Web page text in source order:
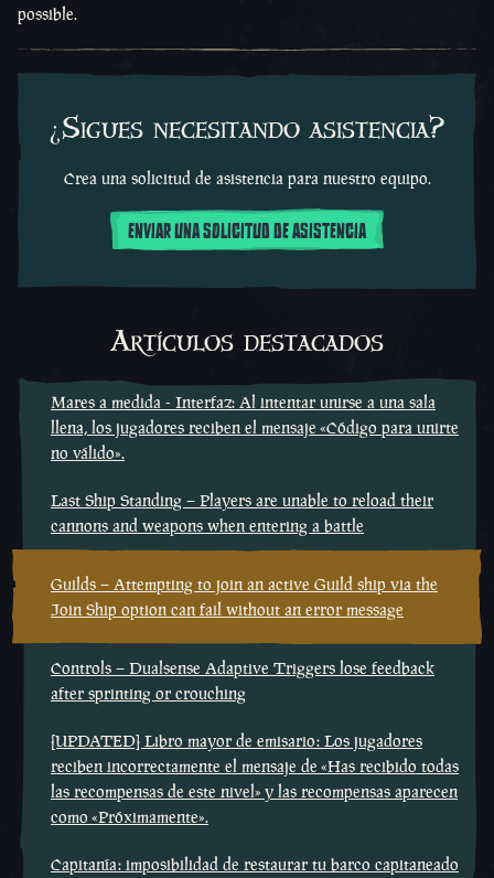
possible.
¿Sigues necesitando asistencia?
Crea una solicitud de asistencia para nuestro equipo.
ENVIAR UNA SOLICITUD DE ASISTENCIA
Artículos destacados
Mares a medida - Interfaz: Al intentar unirse a una sala
llena, los jugadores reciben el mensaje «Código para unirte
no válido».
Last Ship Standing – Players are unable to reload their
cannons and weapons when entering a battle
Guilds – Attempting to join an active Guild ship via the
Join Ship option can fail without an error message
Controls – Dualsense Adaptive Triggers lose feedback
after sprinting or crouching
[UPDATED] Libro mayor de emisario: Los jugadores
reciben incorrectamente el mensaje de «Has recibido todas
las recompensas de este nivel» y las recompensas aparecen
como «Próximamente».
Capitanía: imposibilidad de restaurar tu barco capitaneado